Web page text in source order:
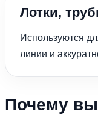
Лотки,
Используются
линии и
Почему